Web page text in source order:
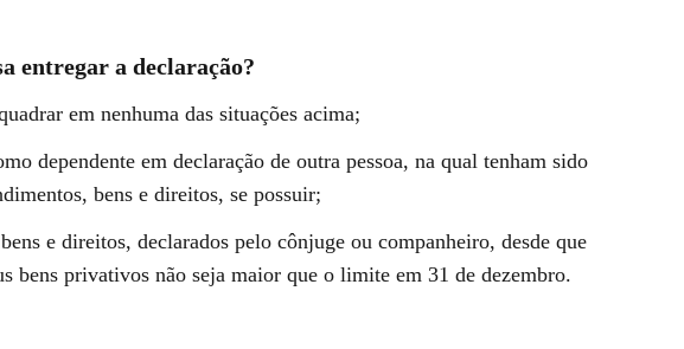
entregar a declaração?
em nenhuma das situações acima;
dependente em declaração de outra pessoa, na qual tenham sido
bens e direitos, se possuir;
e direitos, declarados pelo cônjuge ou companheiro, desde que
bens privativos não seja maior que o limite em 31 de dezembro.